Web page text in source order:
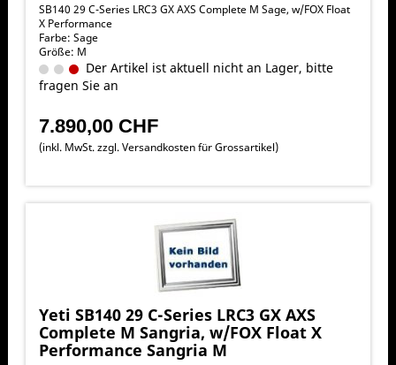
SB140 29 C-Series LRC3 GX AXS Complete M Sage, w/FOX Float
X Performance
Farbe: Sage
Größe: M
Der Artikel ist aktuell nicht an Lager, bitte
fragen Sie an
7.890,00 CHF
(inkl. MwSt. zzgl.Versandkosten für Grossartikel)
Yeti SB140 29 C-Series LRC3 GX AXS
Complete M Sangria, w/FOX Float X
Performance Sangria M